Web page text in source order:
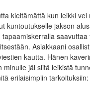
kieltämättä kun leikki vei
kuntoutukselle jakson
saavuttaa
Asiakkaani
kautta. Hänen
jäi siitä leikistä
erilaisimpiin tarkoituksiin: